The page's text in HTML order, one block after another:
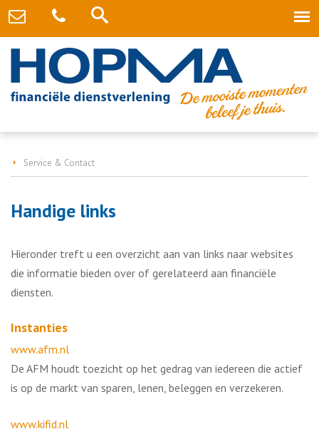
Service & Contact
Handige links
Hieronder treft u een overzicht aan van links naar websites
die informatie bieden over of gerelateerd aan financiële
diensten.
Instanties
www.afm.nl
De AFM houdt toezicht op het gedrag van iedereen die actief
is op de markt van sparen, lenen, beleggen en verzekeren.
www.kifid.nl